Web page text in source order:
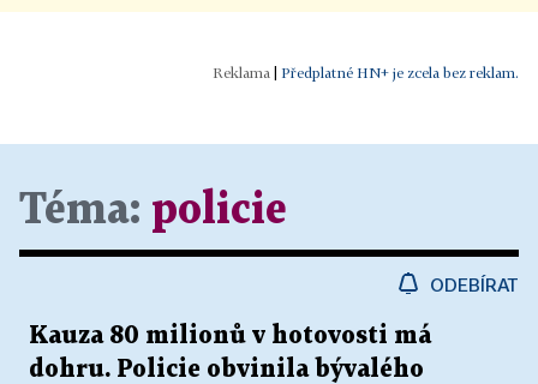
Předplatné HN+ je zcela bez reklam.
Téma: policie
ODEBÍRAT
Kauza 80 milionů v hotovosti má
dohru. Policie obvinila bývalého